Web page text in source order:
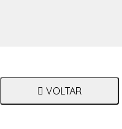
VOLTAR